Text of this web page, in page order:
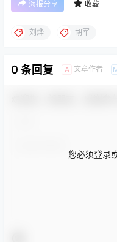
海报分享 收藏
刘烨 胡军
0 条回复 A 文章作者
您必须登录